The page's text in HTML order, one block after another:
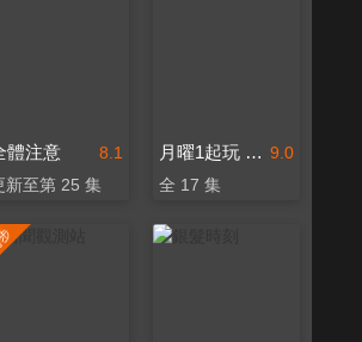
8.1
體注意
新至第 25 集
9.0
月曜1起玩 上班去吃飯
全 17 集